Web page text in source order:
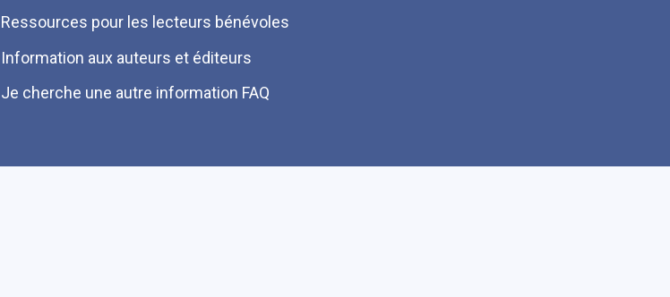
Ressources pour les lecteurs bénévoles
Information aux auteurs et éditeurs
Je cherche une autre information FAQ